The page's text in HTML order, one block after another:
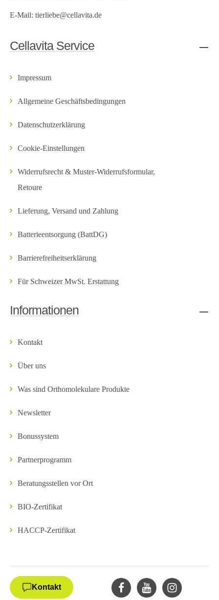
E-Mail: tierliebe@cellavita.de
Cellavita Service
Impressum
Allgemeine Geschäftsbedingungen
Datenschutzerklärung
Cookie-Einstellungen
Widerrufsrecht & Muster-Widerrufsformular,
Retoure
Lieferung, Versand und Zahlung
Batterieentsorgung (BattDG)
Barrierefreiheitserklärung
Für Schweizer MwSt. Erstattung
Informationen
Kontakt
Über uns
Was sind Orthomolekulare Produkte
Newsletter
Bonussystem
Partnerprogramm
Beratungsstellen vor Ort
BIO-Zertifikat
HACCP-Zertifikat
Kontakt